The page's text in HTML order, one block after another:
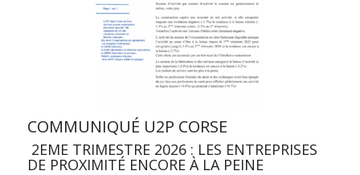
COMMUNIQUÉ U2P CORSE
2EME TRIMESTRE 2026 : LES ENTREPRISES
DE PROXIMITÉ ENCORE À LA PEINE